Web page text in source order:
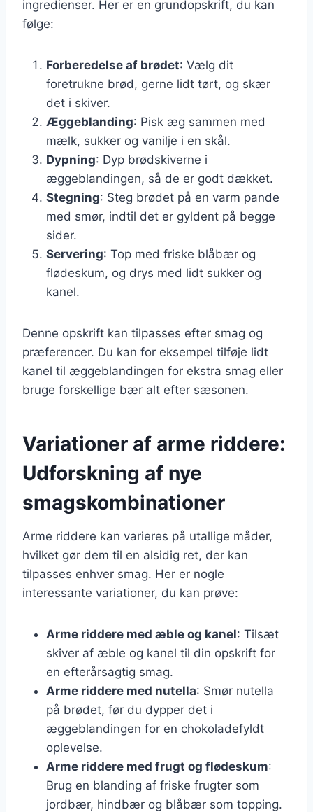
ingredienser. Her er en grundopskrift, du kan
følge:
Forberedelse af brødet: Vælg dit
foretrukne brød, gerne lidt tørt, og skær
det i skiver.
Æggeblanding: Pisk æg sammen med
mælk, sukker og vanilje i en skål.
Dypning: Dyp brødskiverne i
æggeblandingen, så de er godt dækket.
Stegning: Steg brødet på en varm pande
med smør, indtil det er gyldent på begge
sider.
Servering: Top med friske blåbær og
flødeskum, og drys med lidt sukker og
kanel.
Denne opskrift kan tilpasses efter smag og
præferencer. Du kan for eksempel tilføje lidt
kanel til æggeblandingen for ekstra smag eller
bruge forskellige bær alt efter sæsonen.
Variationer af arme riddere:
Udforskning af nye
smagskombinationer
Arme riddere kan varieres på utallige måder,
hvilket gør dem til en alsidig ret, der kan
tilpasses enhver smag. Her er nogle
interessante variationer, du kan prøve:
Arme riddere med æble og kanel: Tilsæt
skiver af æble og kanel til din opskrift for
en efterårsagtig smag.
Arme riddere med nutella: Smør nutella
på brødet, før du dypper det i
æggeblandingen for en chokoladefyldt
oplevelse.
Arme riddere med frugt og flødeskum:
Brug en blanding af friske frugter som
jordbær, hindbær og blåbær som topping.